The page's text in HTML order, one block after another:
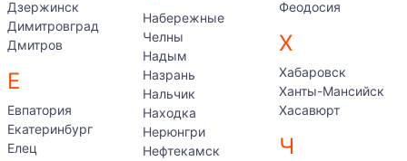
Дзержинск
Димитровград
Дмитров
Е
Евпатория
Екатеринбург
Елец
Набережные
Челны
Надым
Назрань
Нальчик
Находка
Нерюнгри
Нефтекамск
Феодосия
Х
Хабаровск
Ханты-Мансийск
Хасавюрт
Ч